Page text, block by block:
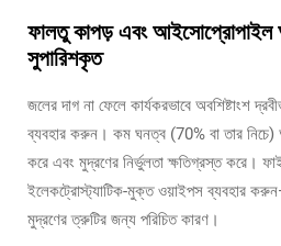
ফালতু কাপড় এবং আইসোপ্রোপাইল
সুপারিশকৃত
জলের দাগ না ফেলে কার্যকরভাবে অবশিষ্টাংশ
ব্যবহার করুন। কম ঘনত্ব (70% বা তার নিচে)
করে এবং মুদ্রণের নির্ভুলতা ক্ষতিগ্রস্ত করে।
ইলেকট্রোস্ট্যাটিক-মুক্ত ওয়াইপস ব্যবহার
মুদ্রণের ত্রুটির জন্য পরিচিত কারণ।